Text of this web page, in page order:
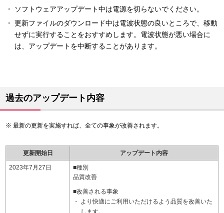
ソフトウェアアップデート中は電源を切らないでください。
更新ファイルのダウンロード中は電波状態の良いところで、移動
せずに実行することをおすすめします。電波状態が悪い場合に
は、アップデートを中断することがあります。
過去のアップデート内容
最新の更新を実施すれば、全ての事象が改善されます。
更新開始日 アップデート内容
2023年7月27日
■種別
品質改善
■改善される事象
より快適にご利用いただけるよう品質を改善いた
します。